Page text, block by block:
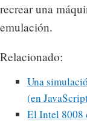
recrear una
emulación.
Relacionado:
Una
(en
El Intel 8008